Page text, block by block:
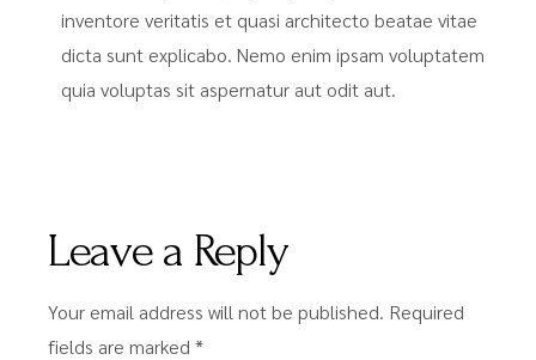
inventore veritatis et quasi architecto beatae vitae
dicta sunt explicabo. Nemo enim ipsam voluptatem
quia voluptas sit aspernatur aut odit aut.
Leave a Reply
Your email address will not be published. Required
fields are marked*